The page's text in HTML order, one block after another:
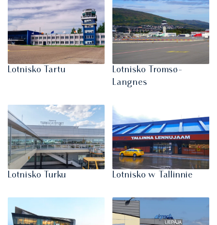
Lotnisko Tartu
Lotnisko Tromsø-
Langnes
Lotnisko Turku Lotnisko w Tallinnie